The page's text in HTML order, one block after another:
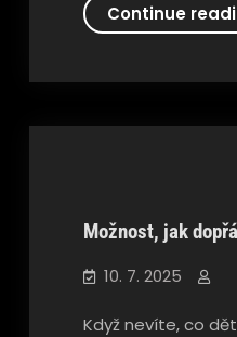
Continue
Možnost, jak
10. 7. 2025
Když nevíte, co